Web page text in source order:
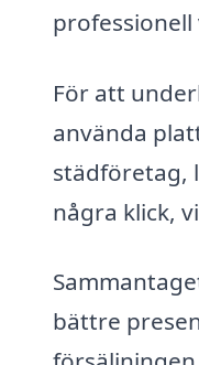
För att
använda
städföretag,
några klick,
bättre